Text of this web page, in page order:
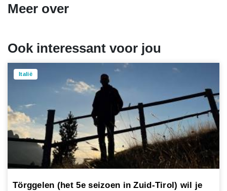
Meer over
Ook interessant voor jou
Italië
Törggelen (het 5e seizoen in Zuid-Tirol) wil je